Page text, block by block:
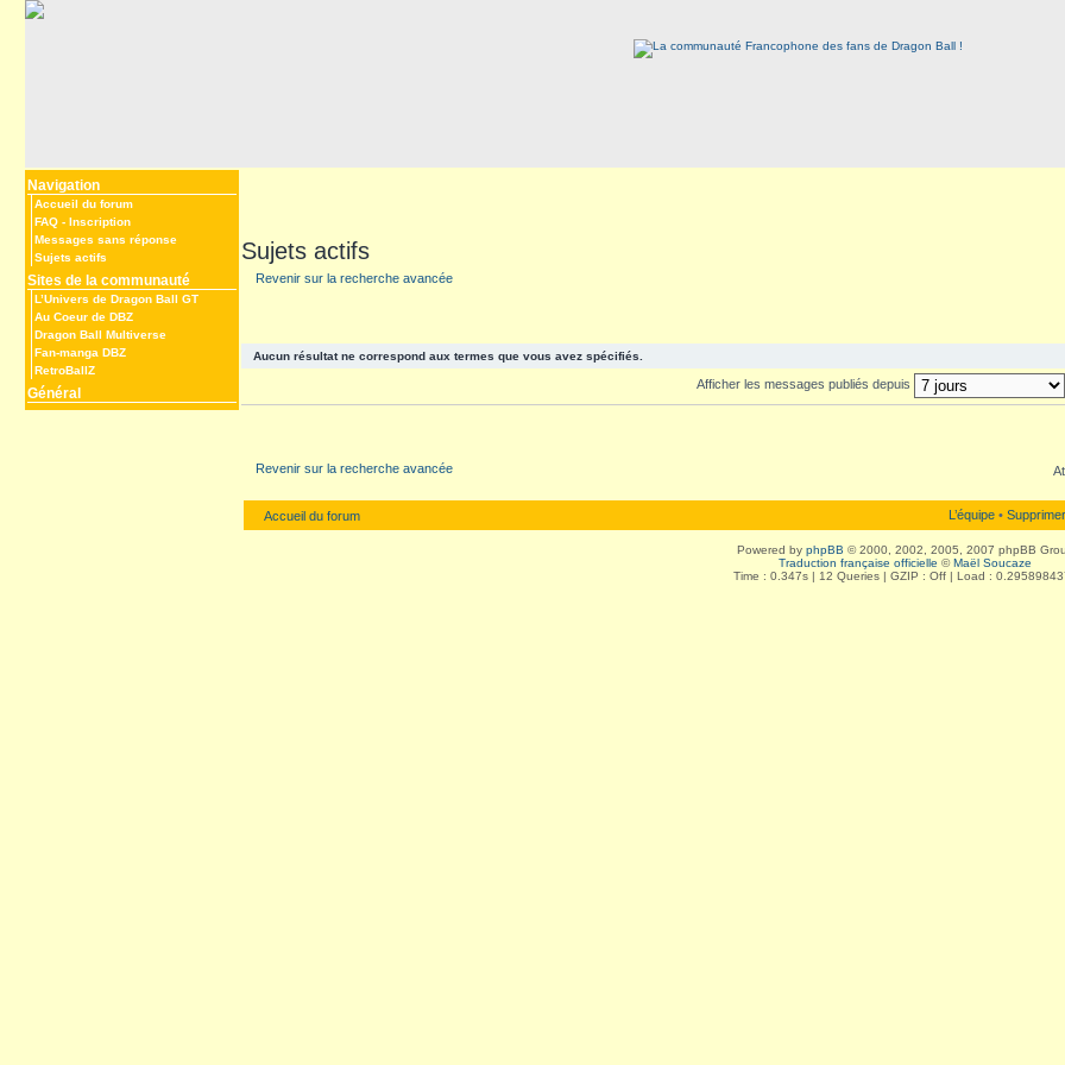
Navigation
Accueil du forum
FAQ - Inscription
Messages sans réponse
Sujets actifs
Sites de la communauté
L’Univers de Dragon Ball GT
Au Coeur de DBZ
Dragon Ball Multiverse
Fan-manga DBZ
RetroBallZ
Général
Sujets actifs
Revenir sur la recherche avancée
Aucun résultat ne correspond aux termes que vous avez spécifiés.
Afficher les messages publiés depuis
Revenir sur la recherche avancée
Accueil du forum L’équipe •
Powered by phpBB © 2000, 2002, 2005, 2007 phpBB
Traduction française officielle ©Maël Soucaze
Time : 0.347s | 12 Queries | GZIP : Off | Load :